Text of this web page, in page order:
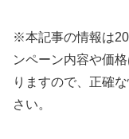
※本記事の情報は
ンペーン内容や価
りますので、正確
さい。